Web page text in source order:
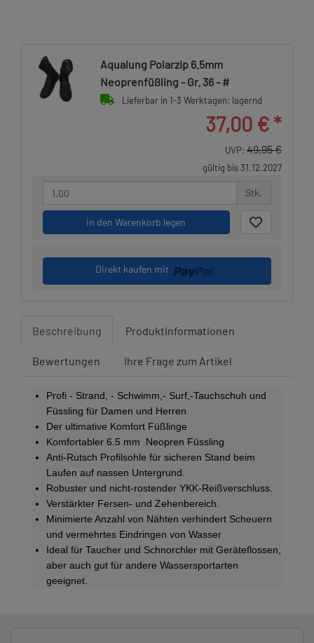
Aqualung Polarzip 6.5mm
Neoprenfüßling - Gr. 36 - #
Lieferbar in 1-3 Werktagen: lagernd
37,00 € *
UVP: 49,95 €
gültig bis 31.12.2027
Stk.
in den Warenkorb legen
Direkt kaufen mit
Beschreibung Produktinformationen
Bewertungen Ihre Frage zum Artikel
Profi - Strand, - Schwimm,- Surf,-Tauchschuh und
Füssling für Damen und Herren
Der ultimative Komfort Füßlinge
Komfortabler 6.5 mm Neopren Füssling
Anti-Rutsch Profilsohle für sicheren Stand beim
Laufen auf nassen Untergrund.
Robuster und nicht-rostender YKK-Reißverschluss.
Verstärkter Fersen- und Zehenbereich.
Minimierte Anzahl von Nähten verhindert Scheuern
und vermehrtes Eindringen von Wasser
Ideal für Taucher und Schnorchler mit Geräteflossen,
aber auch gut für andere Wassersportarten
geeignet.